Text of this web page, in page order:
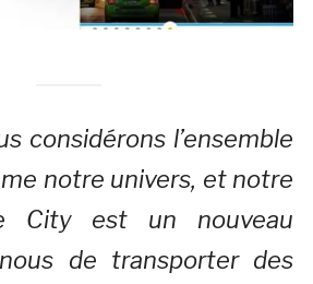
considérons l’ensemble
notre univers, et notre
City est un nouveau
de transporter des